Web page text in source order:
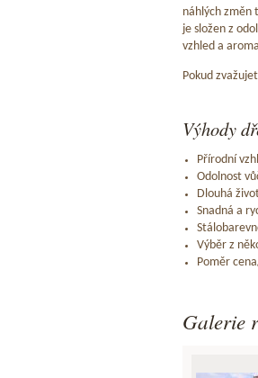
náhlých změn
je složen z
vzhled a
Pokud
Výhody
Přírodní
Odolnost
Dlouhá
Snadná a
Výběr z
Poměr
Galerie